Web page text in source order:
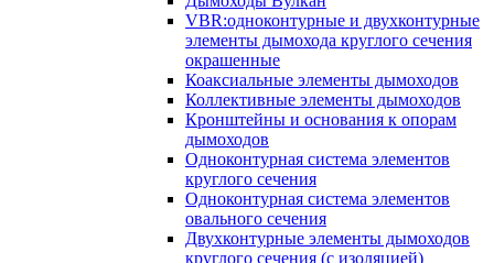
VBR:одноконтурные и двухконтурные
элементы дымохода круглого сечения
окрашенные
Коаксиальные элементы дымоходов
Коллективные элементы дымоходов
Кронштейны и основания к опорам
дымоходов
Одноконтурная система элементов
круглого сечения
Одноконтурная система элементов
овального сечения
Двухконтурные элементы дымоходов
круглого сечения (с изоляцией)